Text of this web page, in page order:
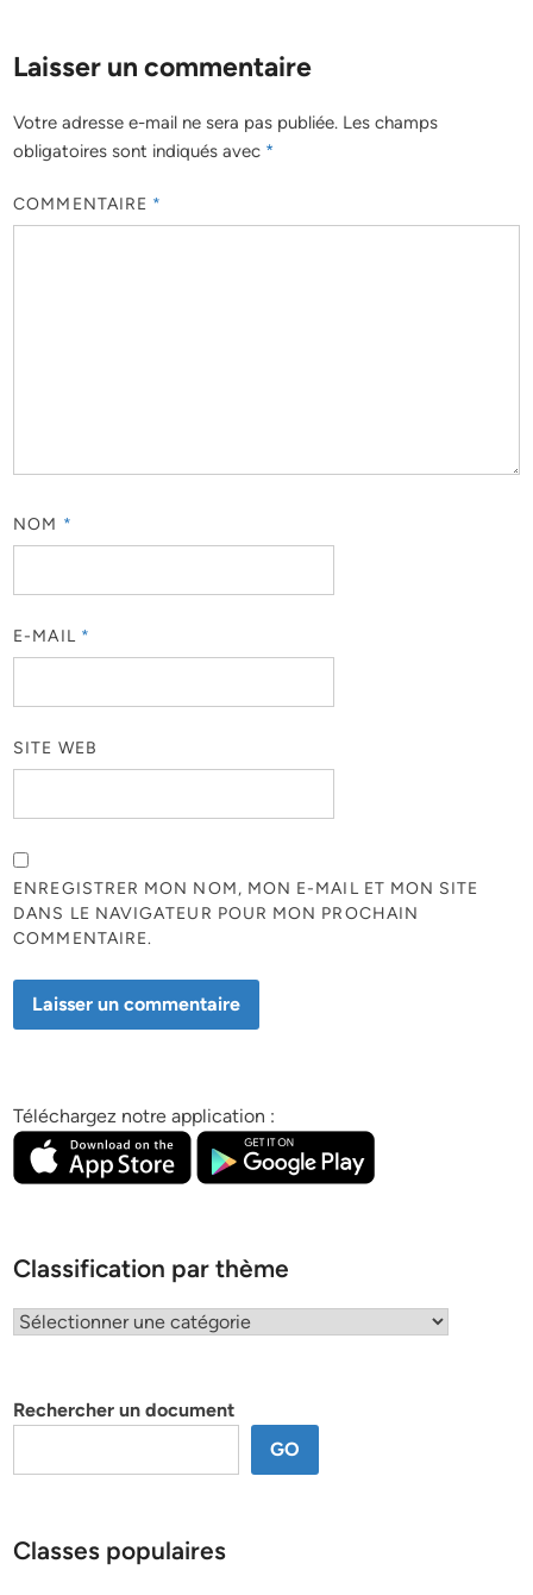
Laisser un commentaire
Votre adresse e-mail ne sera pas publiée. Les champs
obligatoires sont indiqués avec *
COMMENTAIRE *
NOM *
E-MAIL *
SITE WEB
ENREGISTRER MON NOM, MON E-MAIL ET MON SITE
DANS LE NAVIGATEUR POUR MON PROCHAIN
COMMENTAIRE.
Téléchargez notre application :
Classification par thème
Classification
Rechercher un document
GO
Classes populaires